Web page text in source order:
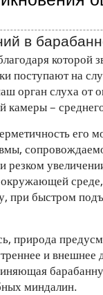
в
которой
поступают на
орган слуха
камеры –
его
резком
среде,
при быстром
природа
и внешнее
миндалин.